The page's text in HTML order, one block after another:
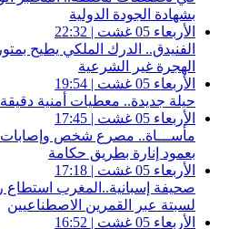
بشهادة الجودة الدولية
الأربعاء 05 غشت | 22:32
الفنيدق.. الدرك الملكي يطيح
الهجرة غير الشرعية
الأربعاء 05 غشت | 19:54
حيلة جديدة.. معطيات أمنية
الأربعاء 05 غشت | 17:45
مأســـاة.. مصرع شخص وإصابات
بعمود إنارة بطريق حكامة
الأربعاء 05 غشت | 17:18
صحيفة إسبانية..المغرب استطاع
لسبتة عبر القمرين الاصطناعيين
الأربعاء 05 غشت | 16:52